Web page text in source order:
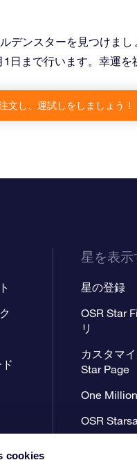
cookies
デンスターを見つけま
日まで行います。幸運を
文し、運試しをしましょう！
星を表示
星の登録
OSR Star
リ
カスタマ
Star Page
One
OSR